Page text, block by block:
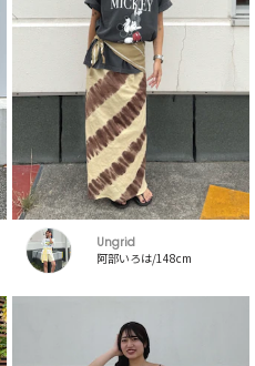
Ungrid
阿部いろは/148cm